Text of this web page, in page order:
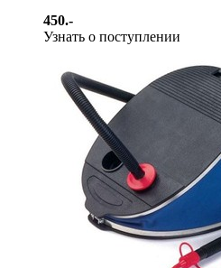
450.-
Узнать о поступлении